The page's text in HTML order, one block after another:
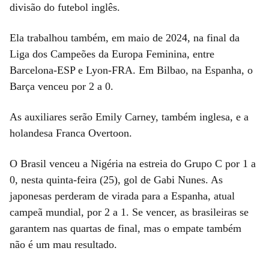
divisão do futebol inglês.
Ela trabalhou também, em maio de 2024, na final da
Liga dos Campeões da Europa Feminina, entre
Barcelona-ESP e Lyon-FRA. Em Bilbao, na Espanha, o
Barça venceu por 2 a 0.
As auxiliares serão Emily Carney, também inglesa, e a
holandesa Franca Overtoon.
O Brasil venceu a Nigéria na estreia do Grupo C por 1 a
0, nesta quinta-feira (25), gol de Gabi Nunes. As
japonesas perderam de virada para a Espanha, atual
campeã mundial, por 2 a 1. Se vencer, as brasileiras se
garantem nas quartas de final, mas o empate também
não é um mau resultado.